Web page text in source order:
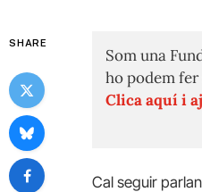
SHARE
Som una
ho podem
Clica aquí i
Cal seguir